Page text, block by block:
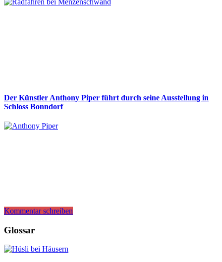
Der Künstler Anthony Piper führt durch seine Ausstellung in
Schloss Bonndorf
Kommentar schreiben
Glossar